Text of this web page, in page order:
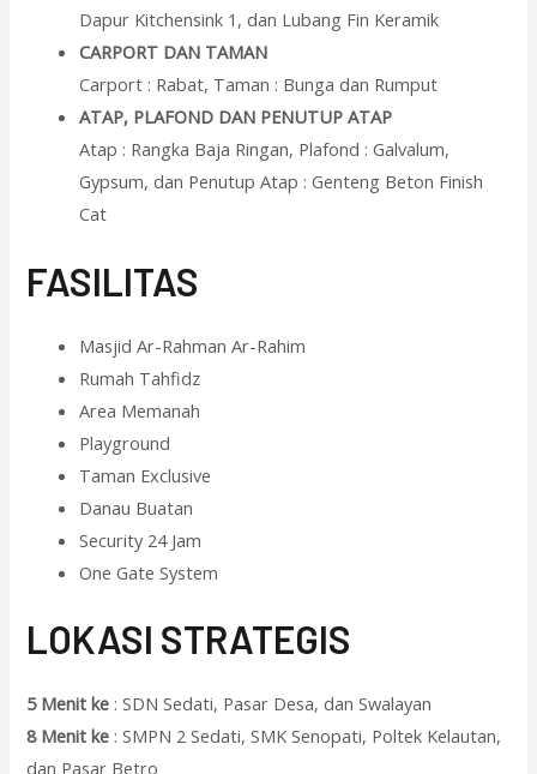
Dapur Kitchensink 1, dan Lubang Fin Keramik
CARPORT DAN TAMAN
Carport : Rabat, Taman : Bunga dan Rumput
ATAP, PLAFOND DAN PENUTUP ATAP
Atap : Rangka Baja Ringan, Plafond : Galvalum,
Gypsum, dan Penutup Atap : Genteng Beton Finish
Cat
FASILITAS
Masjid Ar-Rahman Ar-Rahim
Rumah Tahfidz
Area Memanah
Playground
Taman Exclusive
Danau Buatan
Security 24 Jam
One Gate System
LOKASI STRATEGIS
5 Menit ke : SDN Sedati, Pasar Desa, dan Swalayan
8 Menit ke : SMPN 2 Sedati, SMK Senopati, Poltek Kelautan,
dan Pasar Betro